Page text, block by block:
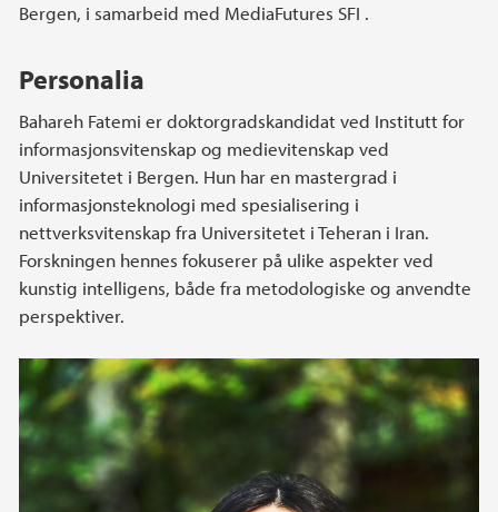
Bergen, i samarbeid med MediaFutures SFI .
Personalia
Bahareh Fatemi er doktorgradskandidat ved Institutt for
informasjonsvitenskap og medievitenskap ved
Universitetet i Bergen. Hun har en mastergrad i
informasjonsteknologi med spesialisering i
nettverksvitenskap fra Universitetet i Teheran i Iran.
Forskningen hennes fokuserer på ulike aspekter ved
kunstig intelligens, både fra metodologiske og anvendte
perspektiver.